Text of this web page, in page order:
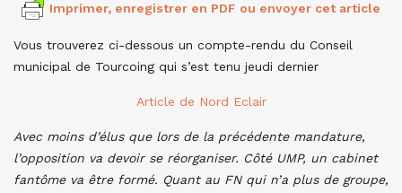
Imprimer, enregistrer en PDF ou envoyer cet article
Vous trouverez ci-dessous un compte-rendu du Conseil
municipal de Tourcoing qui s’est tenu jeudi dernier
Article de Nord Eclair
Avec moins d’élus que lors de la précédente mandature,
l’opposition va devoir se réorganiser. Côté UMP, un cabinet
fantôme va être formé. Quant au FN qui n’a plus de groupe,